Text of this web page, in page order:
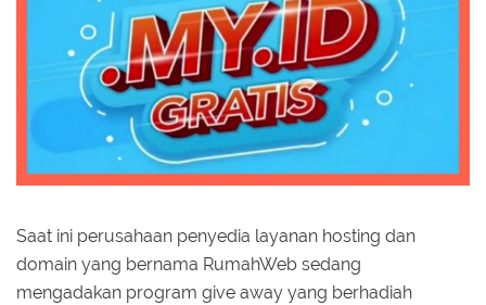
Saat ini perusahaan penyedia layanan hosting dan
domain yang bernama RumahWeb sedang
mengadakan program give away yang berhadiah